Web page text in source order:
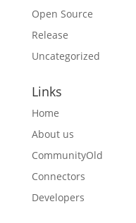
Open Source
Release
Uncategorized
Links
Home
About us
CommunityOld
Connectors
Developers